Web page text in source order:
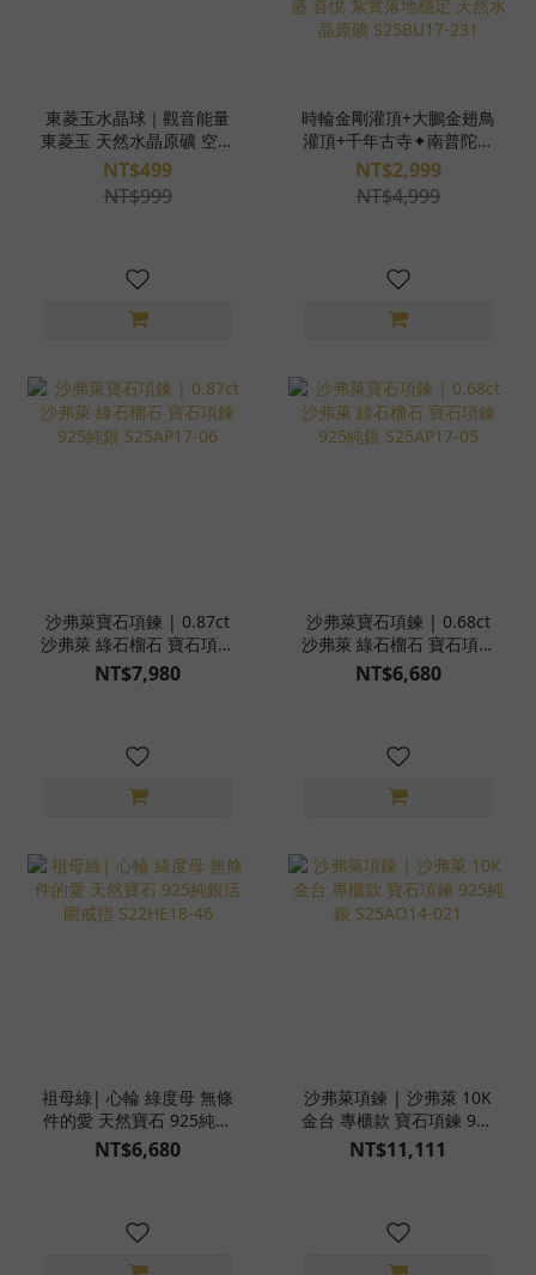
東菱玉水晶球｜觀音能量
東菱玉 天然水晶原礦 空間
藝術擺件 S25BV01-001
NT$499
NT$999
時輪金剛灌頂+大鵬金翅鳥
灌頂+千年古寺✦南普陀寺
祈福寶石💎金樹祥雲黃金
山 白水晶佛陀雕件 +黃金
療癒者水晶簇 組合 桌上型
S25BU17-231
NT$2,999
NT$4,999
沙弗萊寶石項鍊 | 0.87ct
沙弗萊 綠石榴石 寶石項鍊
925純銀 S25AP17-06
NT$7,980
沙弗萊寶石項鍊 | 0.68ct
沙弗萊 綠石榴石 寶石項鍊
925純銀 S25AP17-05
NT$6,680
祖母綠| 心輪 綠度母 無條
件的愛 天然寶石 925純銀
活圍戒指 S22HE18-46
NT$6,680
沙弗萊項鍊 | 沙弗萊 10K
金台 專櫃款 寶石項鍊 925
純銀 S25AO14-021
NT$11,111